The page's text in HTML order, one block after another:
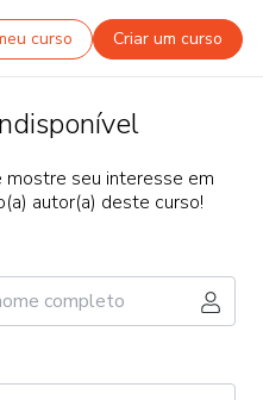
curso Criar um curso
seu interesse em
autor(a) deste curso!